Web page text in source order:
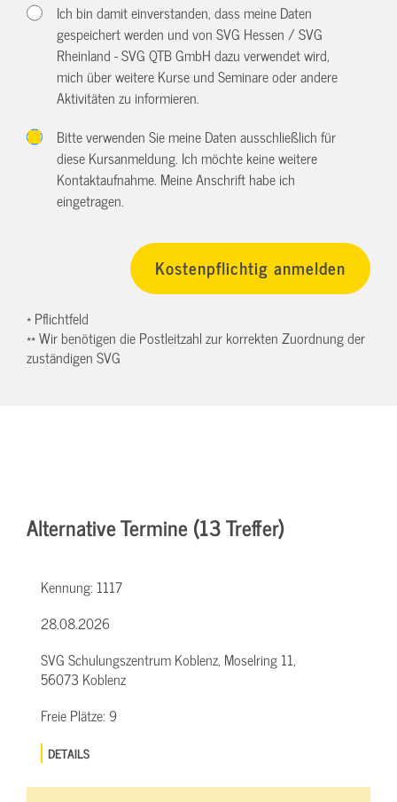
Ich bin damit einverstanden, dass meine Daten
gespeichert werden und von SVG Hessen / SVG
Rheinland - SVG QTB GmbH dazu verwendet wird,
mich über weitere Kurse und Seminare oder andere
Aktivitäten zu informieren.
Bitte verwenden Sie meine Daten ausschließlich für
diese Kursanmeldung. Ich möchte keine weitere
Kontaktaufnahme. Meine Anschrift habe ich
eingetragen.
* Pflichtfeld
** Wir benötigen die Postleitzahl zur korrekten Zuordnung der
zuständigen SVG
Alternative Termine (13 Treffer)
Kennung: 1117
28.08.2026
SVG Schulungszentrum Koblenz, Moselring 11,
56073 Koblenz
Freie Plätze: 9
DETAILS